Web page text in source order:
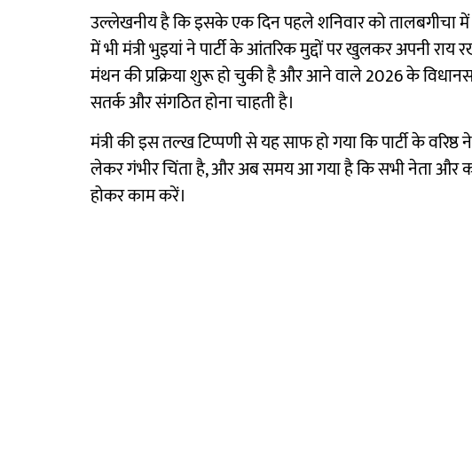
उल्लेखनीय है कि इसके एक दिन पहले शनिवार को तालबगीचा में
में भी मंत्री भुइयां ने पार्टी के आंतरिक मुद्दों पर खुलकर अपनी राय
मंथन की प्रक्रिया शुरू हो चुकी है और आने वाले 2026 के
सतर्क और संगठित होना चाहती है।
मंत्री की इस तल्ख टिप्पणी से यह साफ हो गया कि पार्टी के वरिष्ठ
लेकर गंभीर चिंता है, और अब समय आ गया है कि सभी नेता और
होकर काम करें।